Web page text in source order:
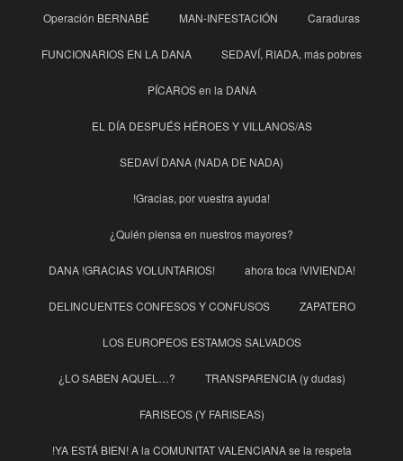
Operación BERNABÉ MAN-INFESTACIÓN Caraduras
FUNCIONARIOS EN LA DANA SEDAVÍ, RIADA, más pobres
PÍCAROS en la DANA
EL DÍA DESPUÉS HÉROES Y VILLANOS/AS
SEDAVÍ DANA (NADA DE NADA)
!Gracias, por vuestra ayuda!
¿Quién piensa en nuestros mayores?
DANA !GRACIAS VOLUNTARIOS! ahora toca !VIVIENDA!
DELINCUENTES CONFESOS Y CONFUSOS ZAPATERO
LOS EUROPEOS ESTAMOS SALVADOS
¿LO SABEN AQUEL…? TRANSPARENCIA (y dudas)
FARISEOS (Y FARISEAS)
!YA ESTÁ BIEN! A la COMUNITAT VALENCIANA se la respeta